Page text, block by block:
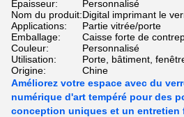
Épaisseur:
Personnalisé
Nom du produit:Digital imprimant le
Applications:
Partie vitrée/porte
Emballage:
Caisse forte de
Couleur:
Personnalisé
Utilisation:
Porte, bâtiment,
Origine:
Chine
Améliorez votre espace avec du
numérique d'art tempéré pour des
conception uniques et un entretien